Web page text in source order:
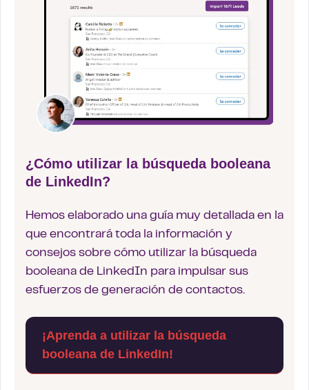
¿Cómo utilizar la búsqueda booleana
de LinkedIn?
Hemos elaborado una guía muy detallada en la
que encontrará toda la información y
consejos sobre cómo utilizar la búsqueda
booleana de LinkedIn para impulsar sus
esfuerzos de generación de contactos.
¡Aprenda a utilizar la búsqueda
booleana de LinkedIn!